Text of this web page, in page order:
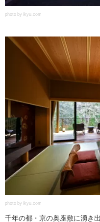
photo by ikyu.com
photo by ikyu.com
千年の都・京の奥座敷に湧き